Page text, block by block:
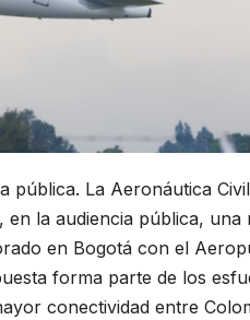
pública. La Aeronáutica
la audiencia pública,
en Bogotá con el
forma parte de los
conectividad entre